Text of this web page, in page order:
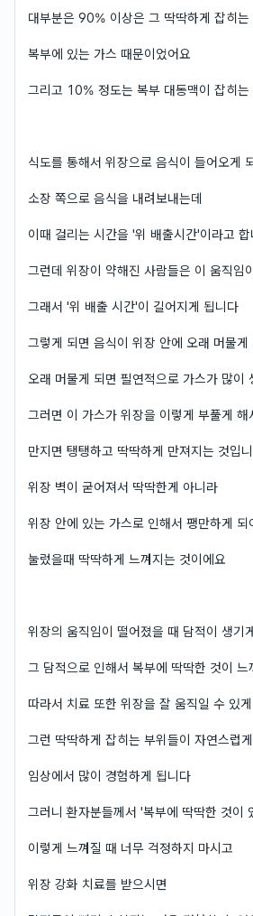
대부분은 90% 이상은 그 딱딱하게 잡히는
복부에 있는 가스 때문이었어요
그리고 10% 정도는 복부 대동맥이 잡히는
식도를 통해서 위장으로 음식이 들어오게
소장 쪽으로 음식을 내려보내는데
이때 걸리는 시간을 '위 배출시간'이라고 합
그런데 위장이 약해진 사람들은 이 움직임
그래서 '위 배출 시간'이 길어지게 됩니다
그렇게 되면 음식이 위장 안에 오래 머물게
오래 머물게 되면 필연적으로 가스가 많이
그러면 이 가스가 위장을 이렇게 부풀게 해
만지면 탱탱하고 딱딱하게 만져지는 것입
위장 벽이 굳어져서 딱딱한게 아니라
위장 안에 있는 가스로 인해서 팽만하게 되
눌렀을때 딱딱하게 느껴지는 것이에요
위장의 움직임이 떨어졌을 때 담적이 생기
그 담적으로 인해서 복부에 딱딱한 것이 느
따라서 치료 또한 위장을 잘 움직일 수 있
그런 딱딱하게 잡히는 부위들이 자연스럽
임상에서 많이 경험하게 됩니다
그러니 환자분들께서 '복부에 딱딱한 것이
이렇게 느껴질 때 너무 걱정하지 마시고
위장 강화 치료를 받으시면